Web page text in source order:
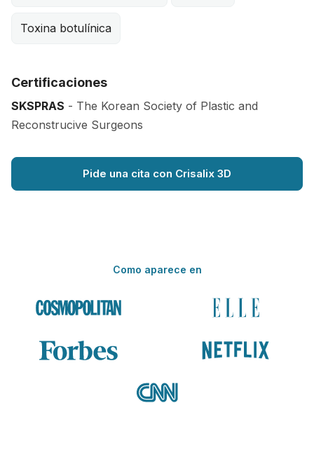
Toxina botulínica
Certificaciones
SKSPRAS - The Korean Society of Plastic and
Reconstrucive Surgeons
Pide una cita con Crisalix 3D
Como aparece en